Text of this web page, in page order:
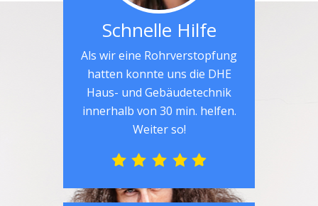
Schnelle Hilfe
Als wir eine Rohrverstopfung
hatten konnte uns die DHE
Haus- und Gebäudetechnik
innerhalb von 30 min. helfen.
Weiter so!